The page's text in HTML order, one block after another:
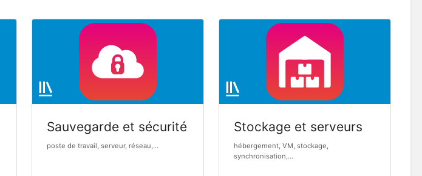
Sauvegarde et sécurité
poste de travail, serveur, réseau,...
Stockage et serveurs
hébergement, VM, stockage,
synchronisation,...